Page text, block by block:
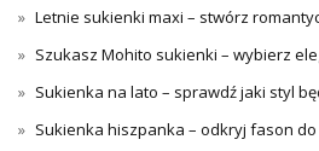
Letnie sukienki maxi – stwórz
Szukasz Mohito sukienki – wybierz
Sukienka na lato – sprawdź jaki styl
Sukienka hiszpanka – odkryj fason